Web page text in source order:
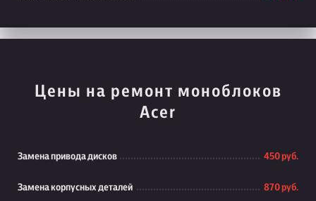
Цены на ремонт моноблоков
Acer
Замена привода дисков 450 руб.
Замена корпусных деталей 870 руб.